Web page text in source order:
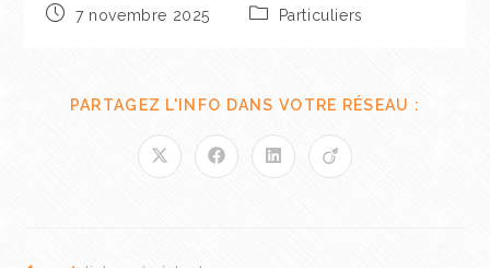
habitation est-elle
L’assurance habitation n’est pas facultative : elle est
obligatoire pour tout locataire d’un logement
7 novembre 2025 Particuliers
PARTAGEZ L'INFO DANS VOTRE RÉSEAU :